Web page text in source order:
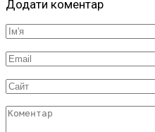
Додати коментар
Ім'я
Email
Сайт
Коментар